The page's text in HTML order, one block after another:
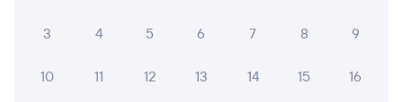
3 4 5 6 7 8 9
10 11 12 13 14 15 16